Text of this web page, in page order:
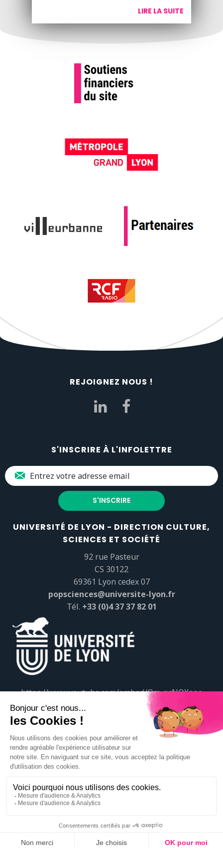
LIRE LA SUITE
REJOIGNEZ NOUS !
S'INSCRIRE À L'INFOLETTRE
UNIVERSITÉ DE LYON - DIRECTION CULTURE,
SCIENCES ET SOCIÉTÉ
92 rue Pasteur
CS 30122
69361 Lyon cedex 07
popsciences@universite-lyon.fr
Tél. +33 (0)4 37 37 82 01
https://www.youtube.com/embed/Qm-prNOXepo